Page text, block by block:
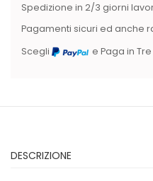
Spedizione in 2/3 giorni
Pagamenti sicuri ed anche
Scegli
e Paga in
DESCRIZIONE